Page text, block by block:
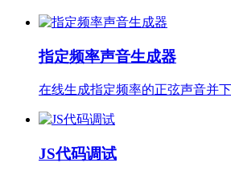
指定频率声音生成器
在线生成指定频率的正弦声音并
JS代码调试